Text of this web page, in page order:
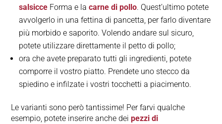
salsicce Forma e lacarne di pollo. Quest’ultimo potete
avvolgerlo in una fettina di pancetta, per farlo diventare
più morbido e saporito. Volendo andare sul sicuro,
potete utilizzare direttamente il petto di pollo;
ora che avete preparato tutti gli ingredienti, potete
comporre il vostro piatto. Prendete uno stecco da
spiedino e infilzate i vostri tocchetti a piacimento.
Le varianti sono però tantissime! Per farvi qualche
esempio, potete inserire anche deipezzi di